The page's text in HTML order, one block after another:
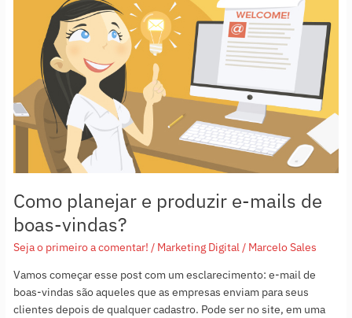
Como planejar e produzir e-mails de
boas-vindas?
Seja o primeiro a comentar! / Marketing Digital/ Marcelo Sales
Vamos começar esse post com um esclarecimento: e-mail de
boas-vindas são aqueles que as empresas enviam para seus
clientes depois de qualquer cadastro. Pode ser no site, em uma
produzir
boas-
vindas?